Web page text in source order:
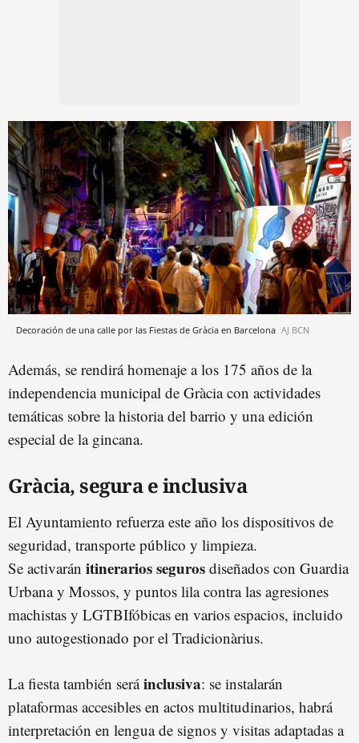
Decoración de una calle por las Fiestas de Gràcia en Barcelona AJ BCN
Además, se rendirá homenaje a los 175 años de la
independencia municipal de Gràcia con actividades
temáticas sobre la historia del barrio y una edición
especial de la gincana.
Gràcia, segura e inclusiva
El Ayuntamiento refuerza este año los dispositivos de
seguridad, transporte público y limpieza.
Se activarán itinerarios seguros diseñados con Guardia
Urbana y Mossos, y puntos lila contra las agresiones
machistas y LGTBIfóbicas en varios espacios, incluido
uno autogestionado por el Tradicionàrius.
La fiesta también seráinclusiva: se instalarán
plataformas accesibles en actos multitudinarios, habrá
interpretación en lengua de signos y visitas adaptadas a